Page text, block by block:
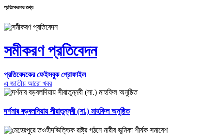
প্রতিবেদকের তথ্য
সমীকরণ প্রতিবেদন
প্রতিবেদকের ফেইসবুক প্রোফাইল
এ জাতীয় আরো খবর
দর্শনার বড়বলদিয়ায় সীরাতুন্নবী (সা.) মাহফিল অনুষ্ঠিত